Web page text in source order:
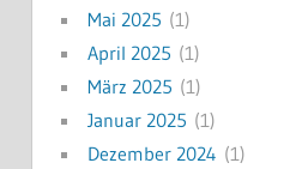
Mai 2025 (1)
April 2025 (1)
März 2025 (1)
Januar 2025 (1)
Dezember 2024 (1)